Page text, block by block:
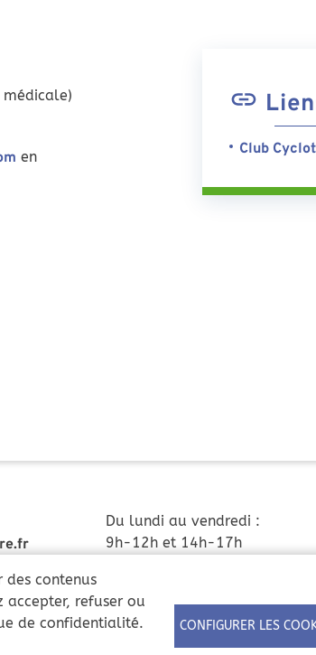
en
Club
Du lundi au vendredi :
9h-12h et 14h-17h
contenus
accepter, refuser ou
de confidentialité.
CONFIGURER LES